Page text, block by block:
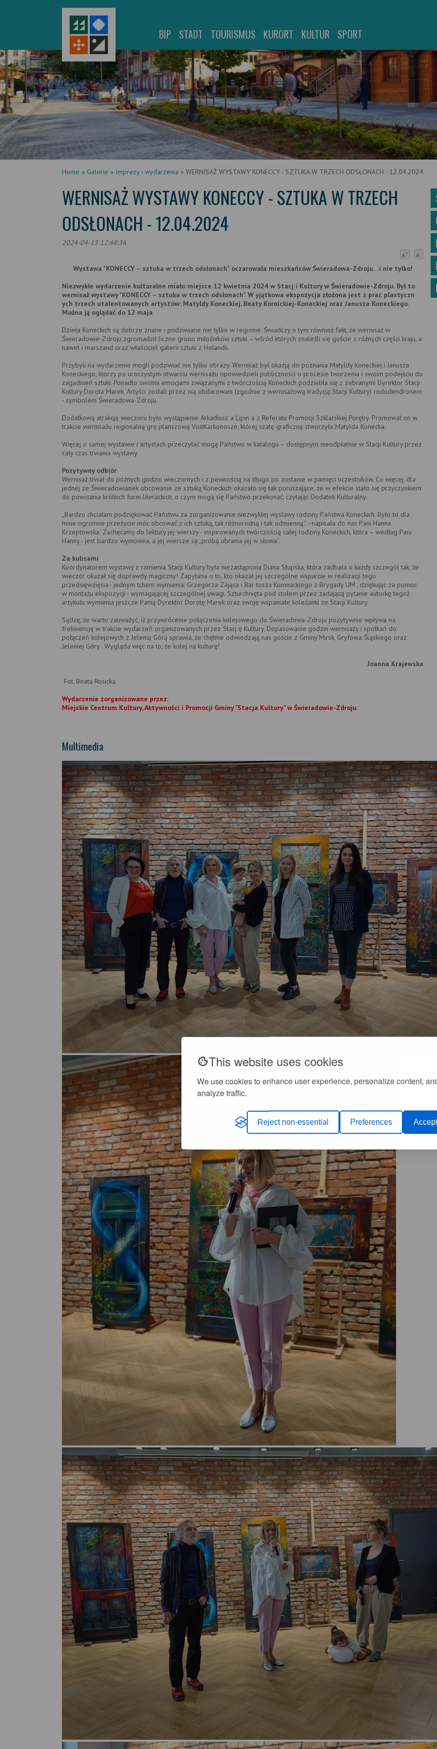
This website uses cookies
We use cookies to enhance user experience, personalize content,
analyze traffic.
Reject non-essential Preferences
BIP STADT TOURISMUS KURORT KULTUR SPORT
Home » Galerie » Imprezy i wydarzenia » WERNISAŻ WYSTAWY KONECCY - SZTUKA W TRZECH ODSŁONACH - 12.04.2024
WERNISAŻ WYSTAWY KONECCY - SZTUKA W TRZECH
ODSŁONACH - 12.04.2024
2024-04-13 12:48:36
A+ A-
Wystawa "KONECCY – sztuka w trzech odsłonach" oczarowała mieszkańców Świeradowa-Zdroju…i nie tylko!
Niezwykłe wydarzenie kulturalne miało miejsce 12 kwietnia 2024 w Stacj i Kultury w Świeradowie-Zdroju. Był to
wernisaż wystawy "KONECCY – sztuka w trzech odsłonach". W yjątkowa ekspozycja złożona jest z prac plastyczn
ych trzech utalentowanych artystów: Matyldy Koneckiej, Beaty Kornickiej-Koneckiej oraz Janusza Koneckiego.
Można ją oglądać do 12 maja
Dzieła Koneckich są dobrze znane i podziwiane nie tylko w regionie. Świadczy o tym również fakt, że wernisaż w
Świeradowie-Zdroju zgromadził liczne grono miłośników sztuki – wśród których znaleźli się goście z różnych części kraju, a
nawet i marszand oraz właściciel galerii sztuki z Holandii.
Przybyli na wydarzenie mogli podziwiać nie tylko obrazy. Wernisaż był okazją do poznania Matyldy Koneckiej i Janusza
Koneckiego, którzy po uroczystym otwarciu wernisażu opowiedzieli publiczności o procesie tworzenia i swoim podejściu do
zagadnień sztuki. Ponadto swoimi emocjami związanymi z twórczością Koneckich podzieliła się z zebranymi Dyrektor Stacji
Kultury Dorota Marek. Artyści zostali przez nią obdarowani (zgodnie z wernisażową tradycją Stacji Kultury) rododendronem
- symbolem Świeradowa-Zdroju.
Dodatkową atrakcją wieczoru było wystąpienie Arkadiusz a Lipin a z Referatu Promocji Szklarskiej Poręby. Promował on w
trakcie wernisażu regionalną grę planszową VisitKarkonosze, której szatę graficzną stworzyła Matylda Konecka.
Więcej o samej wystawie i artystach przeczytać mogą Państwo w katalogu – dostępnym nieodpłatnie w Stacji Kultury przez
cały czas trwania wystawy.
Pozytywny odbiór
Wernisaż trwał do późnych godzin wieczornych i z pewnością na długo po zostanie w pamięci uczestników. Co więcej, dla
jednej ze Świeradowianek obcowanie ze sztuką Koneckich okazało się tak poruszające, że w efekcie stało się przyczynkiem
do powstania krótkich form literackich, o czym mogą się Państwo przekonać, czytając Dodatek Kulturalny.
„Bardzo chciałam podziękować Państwu za zorganizowanie niezwykłej wystawy rodziny Państwa Koneckich. Było to dla
mnie ogromne przeżycie móc obcować z ich sztuką, tak różnorodną i tak odmienną.” - napisała do nas Pani Hanna
Krzeptowska. Zachęcamy do lektury jej wierszy - inspirowanych twórczością całej rodziny Koneckich, która – według Pani
Hanny - jest bardzo wymowna, a jej wiersze są „próbą ubrania jej w słowa”.
Za kulisami
Koordynatorem wystawy z ramienia Stacji Kultury była niezastąpiona Diana Słupska, która zadbała o każdy szczegół tak, że
wieczór okazał się doprawdy magiczny! Zapytana o to, kto okazał jej szczególne wsparcie w realizacji tego
przedsięwzięcia - jednym tchem wymienia: Grzegorza Zająca i Bar tosza Komnackiego z Brygady UM , dziękując za pomoc
w montażu ekspozycji - wymagającej szczególnej uwagi. Szturchnięta pod stołem przez zadającą pytanie autorkę tegoż
artykułu wymienia jeszcze Panią Dyrektor Dorotę Marek oraz swoje wspaniałe koleżanki ze Stacji Kultury.
Sądzę, że warto zauważyć, iż przywrócenie połączenia kolejowego do Świeradowa-Zdroju pozytywnie wpływa na
frekwencję w trakcie wydarzeń organizowanych przez Stacj ę Kultury. Dopasowanie godzin wernisaży i spotkań do
połączeń kolejowych z Jelenią Górą sprawia, że chętnie odwiedzają nas goście z Gminy Mirsk, Gryfowa Śląskiego oraz
Jeleniej Góry . Wygląda więc na to, że kolej na kulturę!
Joanna Krajewska
Fot. Beata Rosicka
Wydarzenie zorganizowane przez:
Miejskie Centrum Kultury, Aktywności i Promocji Gminy "Stacja Kultury" w Świeradowie-Zdroju.
Multimedia